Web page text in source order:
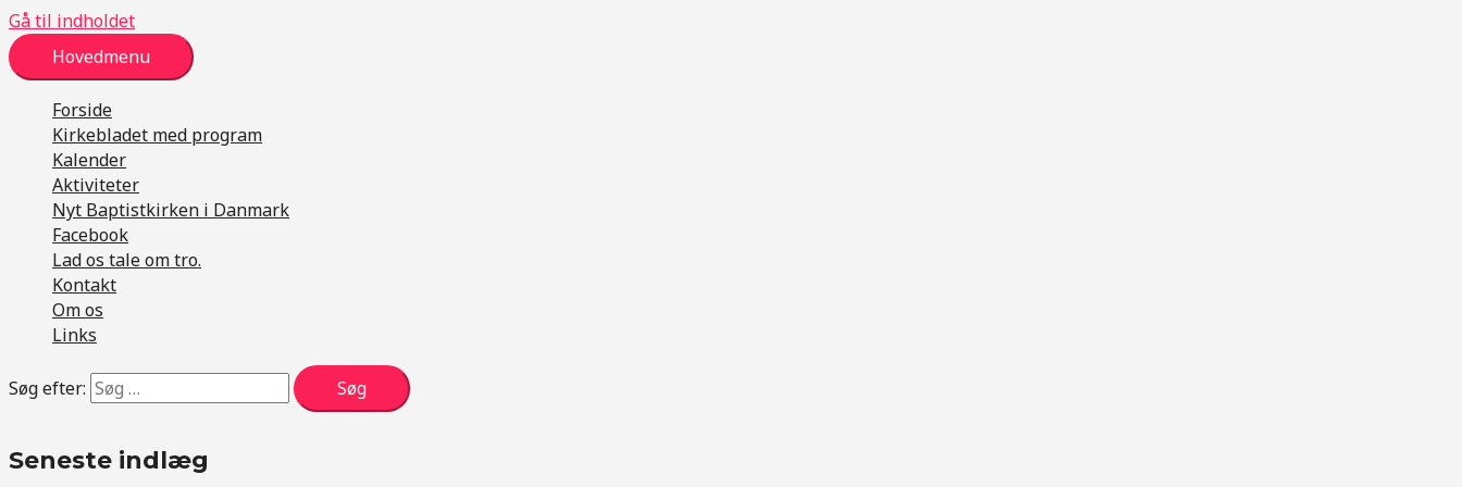
Gå til indholdet
Hovedmenu
Forside
Kirkebladet med program
Kalender
Aktiviteter
Nyt Baptistkirken i Danmark
Facebook
Lad os tale om tro.
Kontakt
Om os
Links
Søg efter:
Seneste indlæg